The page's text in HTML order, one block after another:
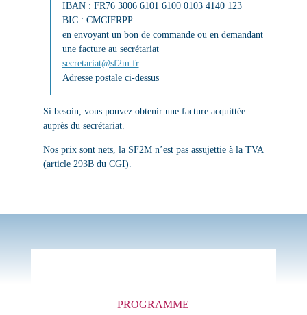
IBAN : FR76 3006 6101 6100 0103 4140 123
BIC : CMCIFRPP
en envoyant un bon de commande ou en demandant
une facture au secrétariat
secretariat@sf2m.fr
Adresse postale ci-dessus
Si besoin, vous pouvez obtenir une facture acquittée
auprès du secrétariat.
Nos prix sont nets, la SF2M n’est pas assujettie à la TVA
(article 293B du CGI).
PROGRAMME